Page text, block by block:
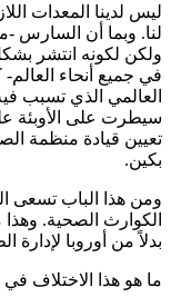
ليس لدينا المعدات
لنا. وبما أن السارس
ولكن لكونه انتشر
في جميع أنحاء العالم-
العالمي الذي تسبب
سيطرت على الأوبئة
بكين.
ومن هذا الباب تسعى
الكوارث الصحية. وهذا
بدلاً من أوروبا لإدارة
ما هو هذا الاختلاف في